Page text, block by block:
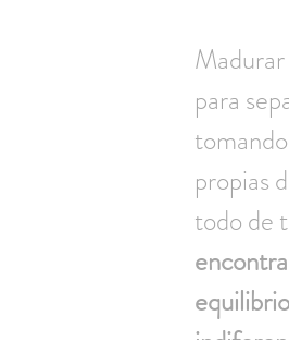
para
propias
todo de